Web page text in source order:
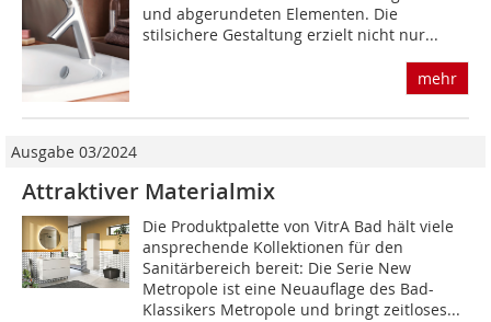
und abgerundeten Elementen. Die
stilsichere Gestaltung erzielt nicht nur...
mehr
Ausgabe 03/2024
Attraktiver Materialmix
Die Produktpalette von VitrA Bad hält viele
ansprechende Kollektionen für den
Sanitärbereich bereit: Die Serie New
Metropole ist eine Neuauflage des Bad-
Klassikers Metropole und bringt zeit­loses...